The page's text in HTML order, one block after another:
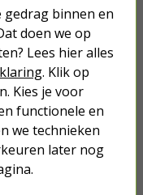
Defense |
binnen en
doen we op
Lees hier alles
. Klik op
Kies je voor
functionele en
we technieken
later nog